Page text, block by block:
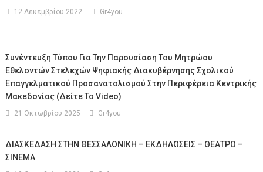
12 Δεκεμβρίου 2022 Gr4you
Συνέντευξη Τύπου Για Την Παρουσίαση Του Μητρώου
Εθελοντών Στελεχών Ψηφιακής Διακυβέρνησης Σχολικού
Επαγγελματικού Προσανατολισμού Στην Περιφέρεια Κεντρικής
Μακεδονίας (Δείτε Το Video)
21 Οκτωβρίου 2025 Gr4you
ΔΙΑΣΚΕΔΑΣΗ ΣΤΗΝ ΘΕΣΣΑΛΟΝΙΚΗ – ΕΚΔΗΛΩΣΕΙΣ – ΘΕΑΤΡΟ –
ΣΙΝΕΜΑ